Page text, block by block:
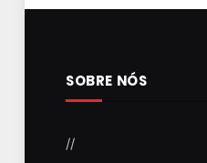
SOBRE NÓS
//